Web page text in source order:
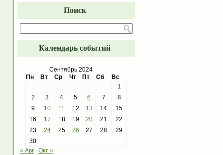
Поиск
Календарь событий
Сентябрь 2024
Пн
Вт Ср Чт Пт Сб
Вс
1
2
3 4 5 6 7
8
9
10 11 12 13 14
15
16
17 18 19 20 21
22
23
24 25 26 27 28
29
30
« Авг
Окт »